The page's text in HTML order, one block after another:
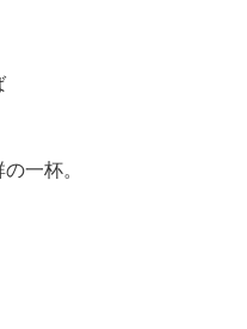
一杯。